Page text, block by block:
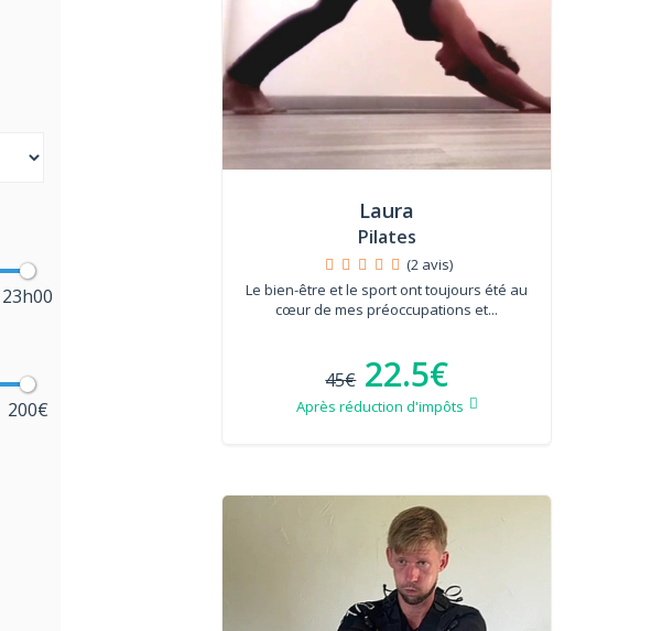
23h00
200€
Laura
Pilates
(2 avis)
Le bien-être et le sport ont toujours été au
cœur de mes préoccupations et...
45€ 22.5€
Après réduction d'impôts